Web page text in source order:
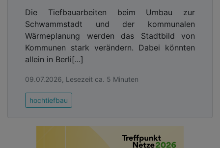
Die Tiefbauarbeiten beim Umbau zur
Schwammstadt und der kommunalen
Wärmeplanung werden das Stadtbild von
Kommunen stark verändern. Dabei könnten
allein in Berli[...]
09.07.2026, Lesezeit ca. 5 Minuten
hochtiefbau